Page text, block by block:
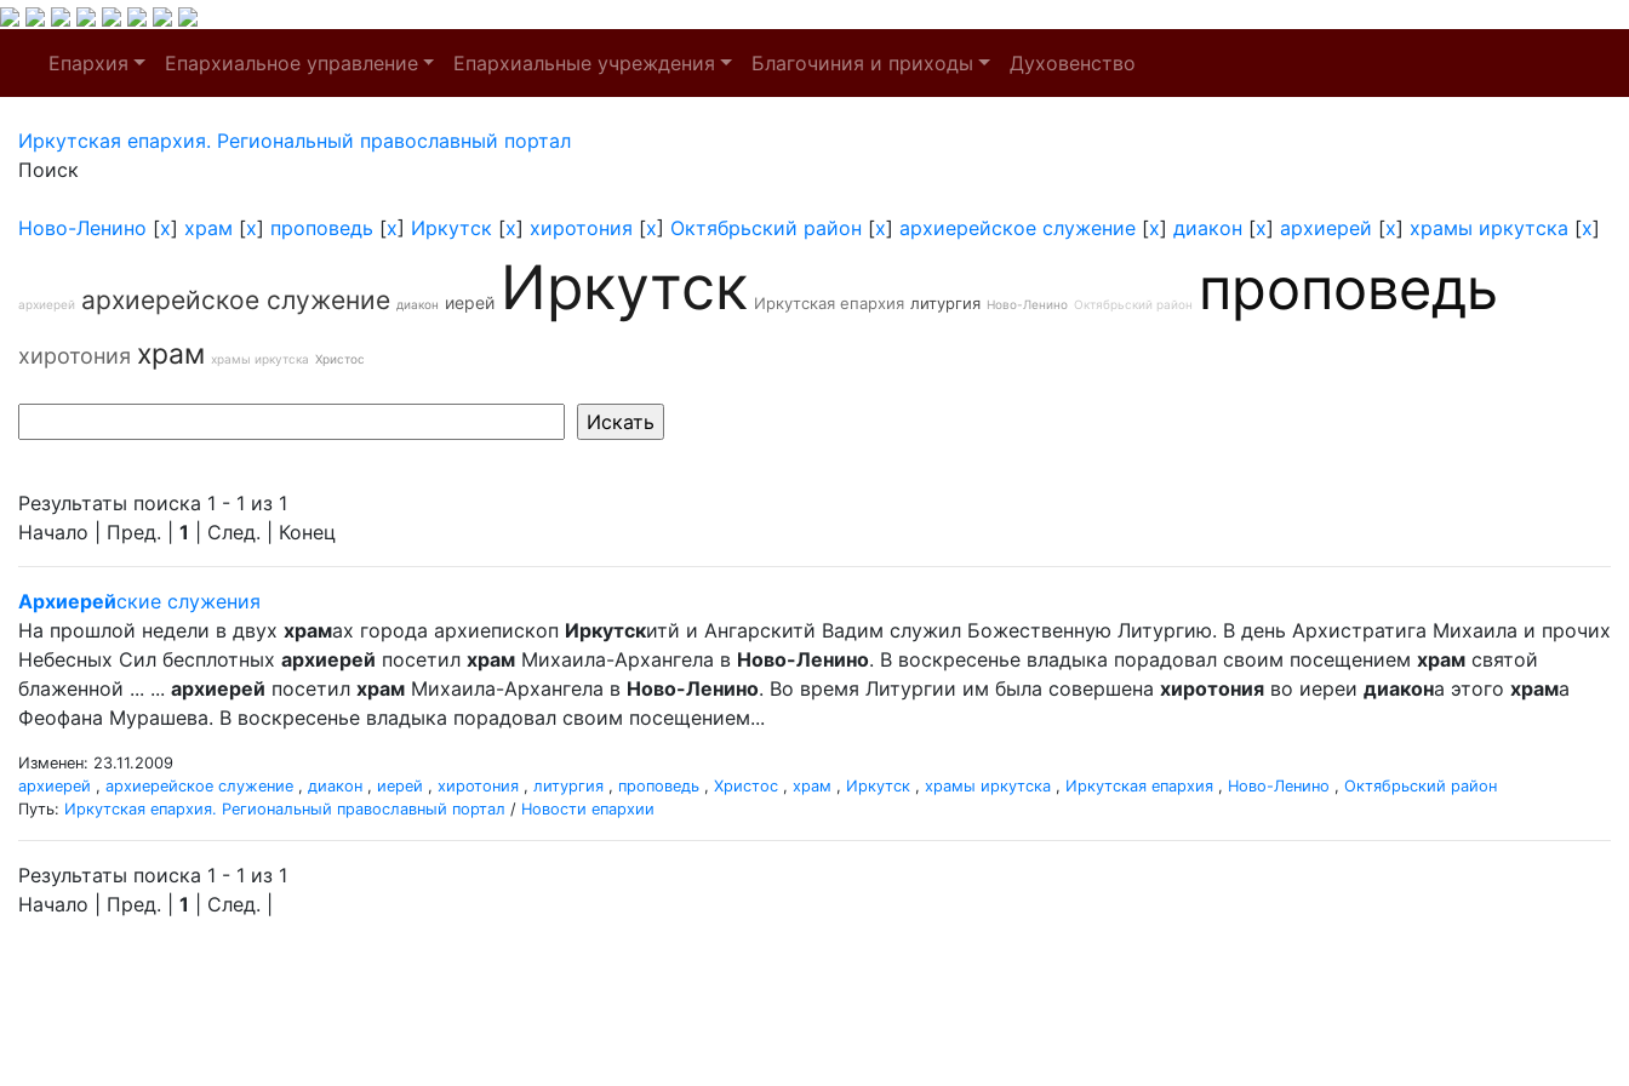
Епархия Епархиальное управление Епархиальные учреждения Благочиния и приходы Духовенство
Иркутская епархия. Региональный православный портал
Поиск
Ново-Ленино [x] храм [x] проповедь [x] Иркутск [x] хиротония [x] Октябрьский район [x] архиерейское служение [x] диакон [x] архиерей [x] храмы иркутска [x]
архиерей архиерейское служение диакон иерей Иркутск Иркутская епархия литургия Ново-Ленино Октябрьский район проповедь
хиротония храм храмы иркутска Христос
Результаты поиска 1 - 1 из 1
Начало | Пред. | 1 | След. | Конец
Архиерейские служения
На прошлой недели в двух храмах города архиепископ Иркутскитй и Ангарскитй Вадим служил Божественную Литургию. В день Архистратига Михаила и прочих
Небесных Сил бесплотных архиерей посетил храм Михаила-Архангела в Ново-Ленино. В воскресенье владыка порадовал своим посещением храм святой
блаженной ... ... архиерей посетил храм Михаила-Архангела в Ново-Ленино. Во время Литургии им была совершена хиротония во иереи диакона этого храма
Феофана Мурашева. В воскресенье владыка порадовал своим посещением...
Изменен: 23.11.2009
архиерей , архиерейское служение , диакон , иерей , хиротония , литургия , проповедь , Христос , храм , Иркутск , храмы иркутска , Иркутская епархия , Ново-Ленино , Октябрьский район
Путь: Иркутская епархия. Региональный православный портал / Новости епархии
Результаты поиска 1 - 1 из 1
Начало | Пред. | 1 | След. |